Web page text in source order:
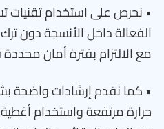
• نحرص على استخدام تقنيات
الفعالة داخل الأنسجة دون
مع الالتزام بفترة أمان
• كما نقدم إرشادات واضحة
حرارة مرتفعة واستخدام